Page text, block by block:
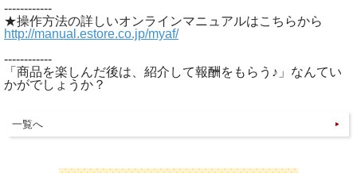
------------
★操作方法の詳しいオンラインマニュアルはこちらから
http://manual.estore.co.jp/myaf/
------------
「商品を楽しんだ後は、紹介して報酬をもらう♪」なんてい
かがでしょうか？
一覧へ